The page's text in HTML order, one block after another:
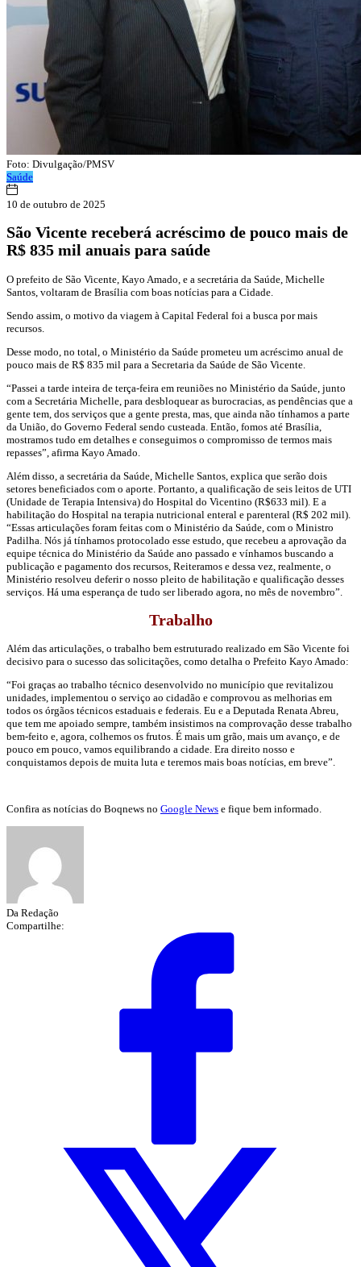
Foto: Divulgação/PMSV
Saúde
10 de outubro de 2025
São Vicente receberá acréscimo de pouco mais de
R$ 835 mil anuais para saúde
O prefeito de São Vicente, Kayo Amado, e a secretária da Saúde, Michelle
Santos, voltaram de Brasília com boas notícias para a Cidade.
Sendo assim, o motivo da viagem à Capital Federal foi a busca por mais
recursos.
Desse modo, no total, o Ministério da Saúde prometeu um acréscimo anual de
pouco mais de R$ 835 mil para a Secretaria da Saúde de São Vicente.
“Passei a tarde inteira de terça-feira em reuniões no Ministério da Saúde, junto
com a Secretária Michelle, para desbloquear as burocracias, as pendências que a
gente tem, dos serviços que a gente presta, mas, que ainda não tínhamos a parte
da União, do Governo Federal sendo custeada. Então, fomos até Brasília,
mostramos tudo em detalhes e conseguimos o compromisso de termos mais
repasses”, afirma Kayo Amado.
Além disso, a secretária da Saúde, Michelle Santos, explica que serão dois
setores beneficiados com o aporte. Portanto, a qualificação de seis leitos de UTI
(Unidade de Terapia Intensiva) do Hospital do Vicentino (R$633 mil). E a
habilitação do Hospital na terapia nutricional enteral e parenteral (R$ 202 mil).
“Essas articulações foram feitas com o Ministério da Saúde, com o Ministro
Padilha. Nós já tínhamos protocolado esse estudo, que recebeu a aprovação da
equipe técnica do Ministério da Saúde ano passado e vínhamos buscando a
publicação e pagamento dos recursos, Reiteramos e dessa vez, realmente, o
Ministério resolveu deferir o nosso pleito de habilitação e qualificação desses
serviços. Há uma esperança de tudo ser liberado agora, no mês de novembro”.
Trabalho
Além das articulações, o trabalho bem estruturado realizado em São Vicente foi
decisivo para o sucesso das solicitações, como detalha o Prefeito Kayo Amado:
“Foi graças ao trabalho técnico desenvolvido no município que revitalizou
unidades, implementou o serviço ao cidadão e comprovou as melhorias em
todos os órgãos técnicos estaduais e federais. Eu e a Deputada Renata Abreu,
que tem me apoiado sempre, também insistimos na comprovação desse trabalho
bem-feito e, agora, colhemos os frutos. É mais um grão, mais um avanço, e de
pouco em pouco, vamos equilibrando a cidade. Era direito nosso e
conquistamos depois de muita luta e teremos mais boas notícias, em breve”.
Confira as notícias do Boqnews no Google News e fique bem informado.
Da Redação
Compartilhe: